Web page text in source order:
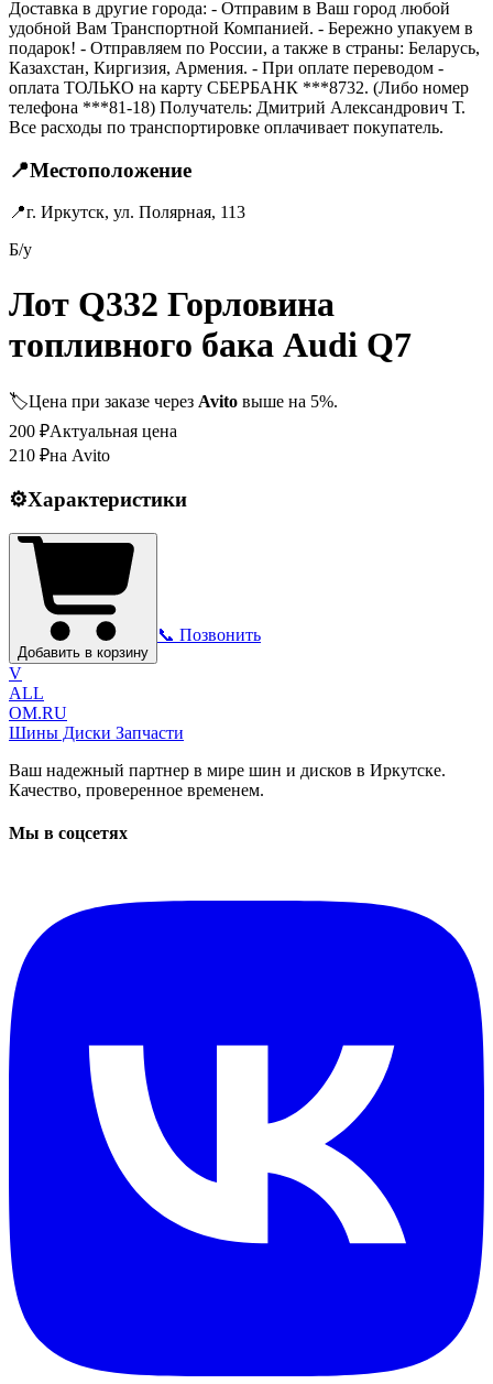
Доставка в другие города: - Отправим в Ваш город любой
удобной Вам Транспортной Компанией. - Бережно упакуем в
подарок! - Отправляем по России, а также в страны: Беларусь,
Казахстан, Киргизия, Армения. - При оплате переводом -
оплата ТОЛЬКО на карту СБЕРБАНК ***8732. (Либо номер
телефона ***81-18) Получатель: Дмитрий Александрович Т.
Все расходы по транспортировке оплачивает покупатель.
📍Местоположение
📍г. Иркутск, ул. Полярная, 113
Б/у
Лот Q332 Горловина
топливного бака Audi Q7
🏷️Цена при заказе через Avito выше на 5%.
200 ₽Актуальная цена
210 ₽на Avito
⚙️Характеристики
Добавить в корзину
📞 Позвонить
V
ALL
OM.RU
Шины Диски Запчасти
Ваш надежный партнер в мире шин и дисков в Иркутске.
Качество, проверенное временем.
Мы в соцсетях